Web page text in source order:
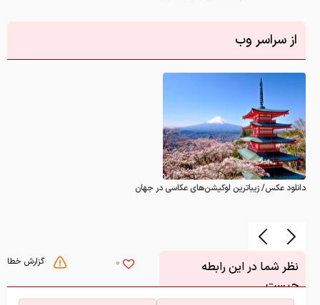
از سراسر وب
دانلود عکس/ زیباترین لوکیشن‌های عکاسی در جهان
گزارش خطا 0
نظر شما در این رابطه
چیست